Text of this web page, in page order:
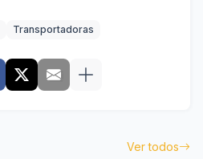
Transportadoras
Ver todos